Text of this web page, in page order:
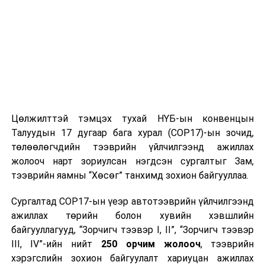
Цөлжилттэй тэмцэх тухай НҮБ-ын конвенцын
Талуудын 17 дугаар бага хурал (COP17)-ын зочид,
төлөөлөгчдийн тээврийн үйлчилгээнд ажиллах
жолооч нарт зориулсан нэгдсэн сургалтыг Зам,
тээврийн яамны “Хөсөг” танхимд зохион байгууллаа.
Сургалтад COP17-ын үеэр автотээврийн үйлчилгээнд
ажиллах төрийн болон хувийн хэвшлийн
байгууллагууд, “Зорчигч тээвэр I, II”, “Зорчигч тээвэр
III, IV”-ийн нийт 250 орчим жолооч, тээврийн
хэрэгслийн зохион байгуулалт хариуцан ажиллах